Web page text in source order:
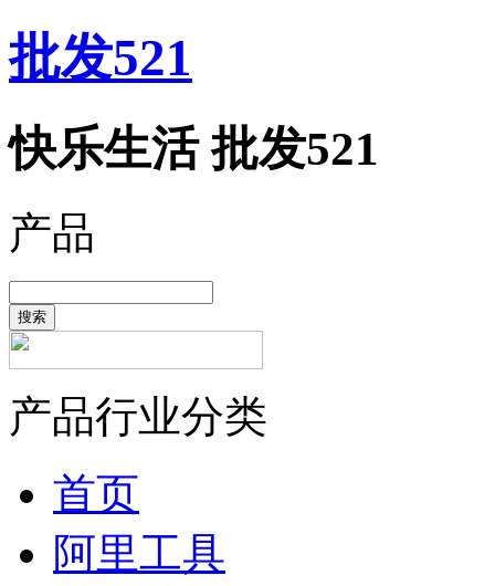
批发521
快乐生活 批发521
产品
搜索
产品行业分类
首页
阿里工具